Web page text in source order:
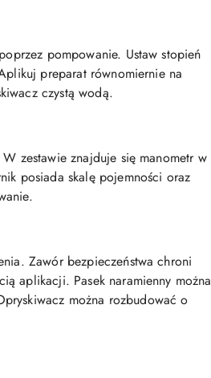
pompowanie. Ustaw stopień
preparat równomiernie na
czystą wodą.
zestawie znajduje się manometr w
posiada skalę pojemności oraz
Zawór bezpieczeństwa chroni
aplikacji. Pasek naramienny można
można rozbudować o